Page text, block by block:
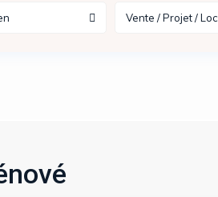
Vente / Projet /